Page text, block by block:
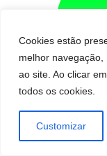
Cookies estão
melhor
ao site. Ao clicar
todos os cookies.
Customizar